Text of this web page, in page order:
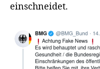
einschneidet.